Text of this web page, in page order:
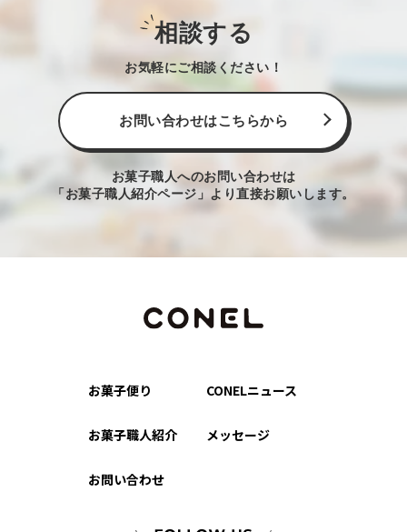
相談する
お気軽にご相談ください！
お問い合わせはこちらから
お菓子職人へのお問い合わせは
「お菓子職人紹介ページ」より直接お願いします。
お菓子便り CONELニュース
お菓子職人紹介 メッセージ
お問い合わせ